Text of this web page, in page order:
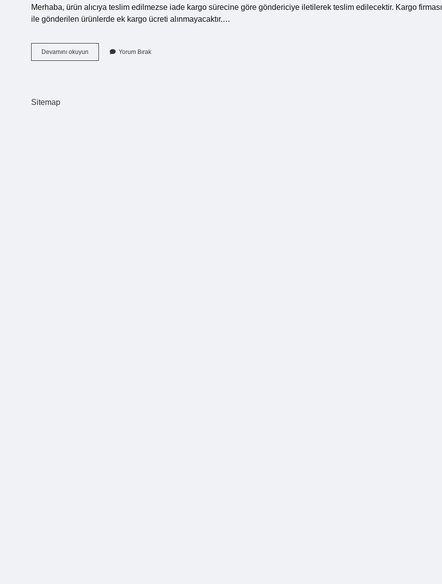
Merhaba, ürün alıcıya teslim edilmezse iade kargo sürecine göre göndericiye iletilerek teslim edilecektir. Kargo firması
ile gönderilen ürünlerde ek kargo ücreti alınmayacaktır.…
Devamını okuyun
Alıcı
Yorum Bırak
Sitemap